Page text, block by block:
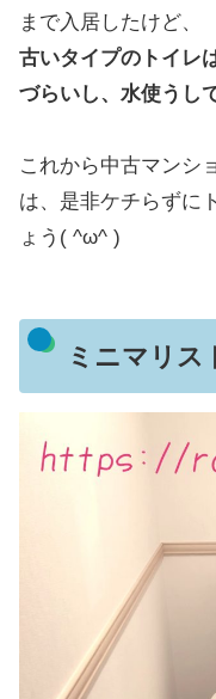
まで入居したけど、
古いタイプのトイレ
づらいし、水使うし
これから中古マンシ
は、是非ケチらずに
ょう( ^ω^ )
ミニマリス